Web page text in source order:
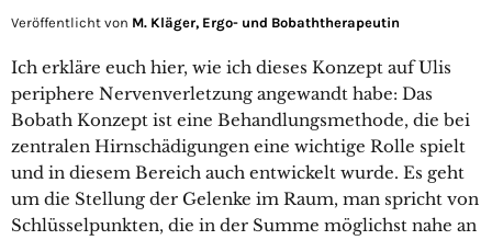
Veröffentlicht von M. Kläger, Ergo- und Bobaththerapeutin
Ich erkläre euch hier, wie ich dieses Konzept auf Ulis
periphere Nervenverletzung angewandt habe: Das
Bobath Konzept ist eine Behandlungsmethode, die bei
zentralen Hirnschädigungen eine wichtige Rolle spielt
und in diesem Bereich auch entwickelt wurde. Es geht
um die Stellung der Gelenke im Raum, man spricht von
Schlüsselpunkten, die in der Summe möglichst nahe an